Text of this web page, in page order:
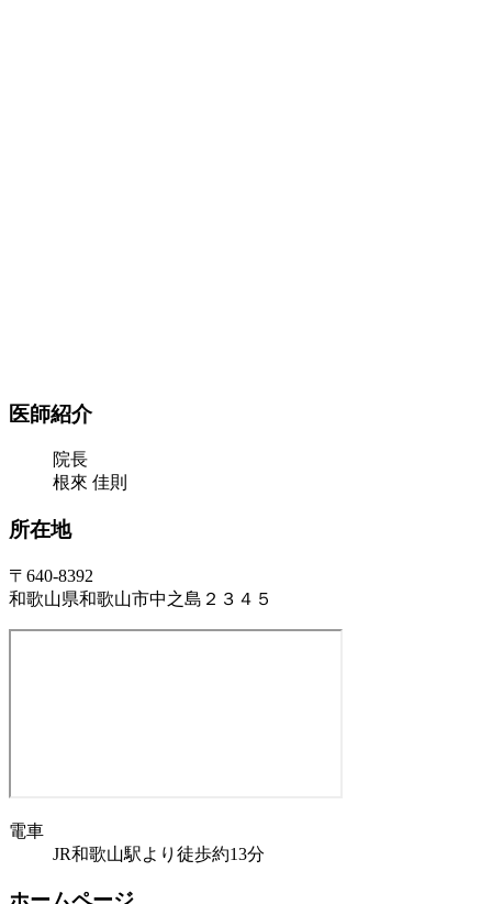
医師紹介
院長
根來 佳則
所在地
〒640-8392
和歌山県和歌山市中之島２３４５
電車
JR和歌山駅より徒歩約13分